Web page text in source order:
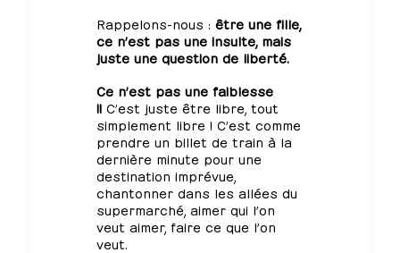
Rappelons-nous : être une fille,
ce n’est pas une insulte, mais
juste une question de liberté.
Ce n’est pas une faiblesse
!! C’est juste être libre, tout
simplement libre ! C’est comme
prendre un billet de train à la
dernière minute pour une
destination imprévue,
chantonner dans les allées du
supermarché, aimer qui l’on
veut aimer, faire ce que l’on
veut.